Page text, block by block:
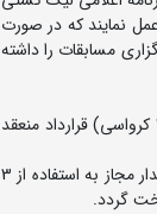
نمایند که در صورت
مسابقات را داشته
10- در لیگ برتر هر تیم مجاز است فقط با 2 کشتی‎گیر ملی پوش برمبنای آخرین نفرات شرکت کننده در رقابت های جهانی (2025 کرواسی) قرارداد منعقد
11- تیم¬ها می¬توانند نسبت به عقد قرارداد با 3 کشتی گیر خارجی عنوان دار ( بین المللی - قاره ای – جهانی) اقدام و در هر دیدار مجاز به استفاده از 3
گردد.